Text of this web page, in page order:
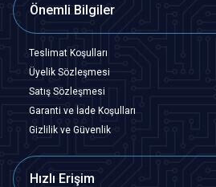
Önemli Bilgiler
Teslimat Koşulları
Üyelik Sözleşmesi
Satış Sözleşmesi
Garanti ve İade Koşulları
Gizlilik ve Güvenlik
Hızlı Erişim